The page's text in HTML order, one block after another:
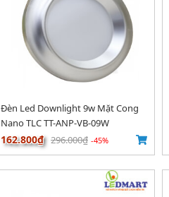
Đèn Led Downlight 9w Mặt Cong
Nano TLC TT-ANP-VB-09W
162.800₫ 296.000₫ -45%